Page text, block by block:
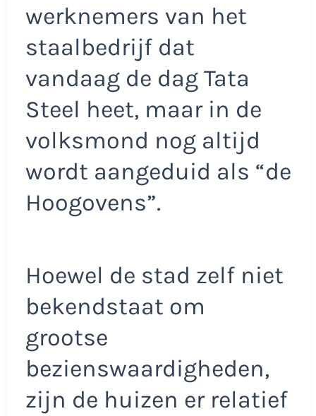
werknemers van het
staalbedrijf dat
vandaag de dag Tata
Steel heet, maar in de
volksmond nog altijd
wordt aangeduid als “de
Hoogovens”.
Hoewel de stad zelf niet
bekendstaat om
grootse
bezienswaardigheden,
zijn de huizen er relatief